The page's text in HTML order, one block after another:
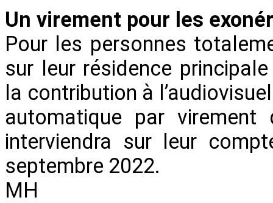
Un virement pour les
Pour les personnes
sur leur résidence
la contribution à
automatique par
interviendra sur leur
septembre 2022.
MH